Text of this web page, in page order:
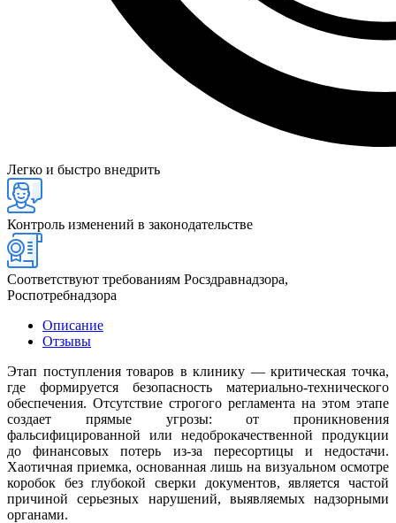
Легко и быстро внедрить
Контроль изменений в законодательстве
Соответствуют требованиям Росздравнадзора,
Роспотребнадзора
Описание
Отзывы
Этап поступления товаров в клинику — критическая точка,
где формируется безопасность материально-технического
обеспечения. Отсутствие строгого регламента на этом этапе
создает прямые угрозы: от проникновения
фальсифицированной или недоброкачественной продукции
до финансовых потерь из-за пересортицы и недостачи.
Хаотичная приемка, основанная лишь на визуальном осмотре
коробок без глубокой сверки документов, является частой
причиной серьезных нарушений, выявляемых надзорными
органами.